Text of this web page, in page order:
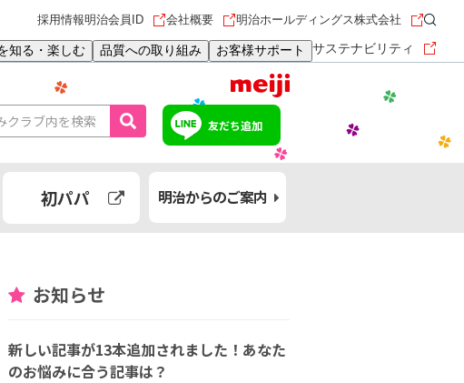
知る・楽しむ 品質への取り組み お客様サポート サステナビリティ
採用情報明治会員ID 会社概要 明治ホールディングス株式会社
友だち追加
初パパ 明治からのご案内
お知らせ
新しい記事が13本追加されました！あなた
のお悩みに合う記事は？